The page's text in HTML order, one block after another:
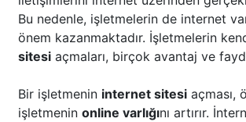
Bu nedenle, işletmelerin de internet
önem kazanmaktadır. İşletmelerin
sitesi açmaları, birçok avantaj ve
Bir işletmenin internet sitesi açması,
işletmenin online varlığını artırır.